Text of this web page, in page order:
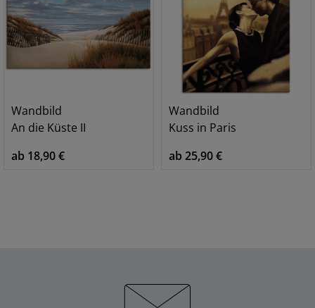
Wandbild
An die Küste II
ab 18,90 €
Wandbild
Kuss in Paris
ab 25,90 €